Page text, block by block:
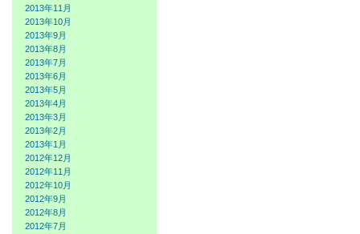
2013年11月
2013年10月
2013年9月
2013年8月
2013年7月
2013年6月
2013年5月
2013年4月
2013年3月
2013年2月
2013年1月
2012年12月
2012年11月
2012年10月
2012年9月
2012年8月
2012年7月